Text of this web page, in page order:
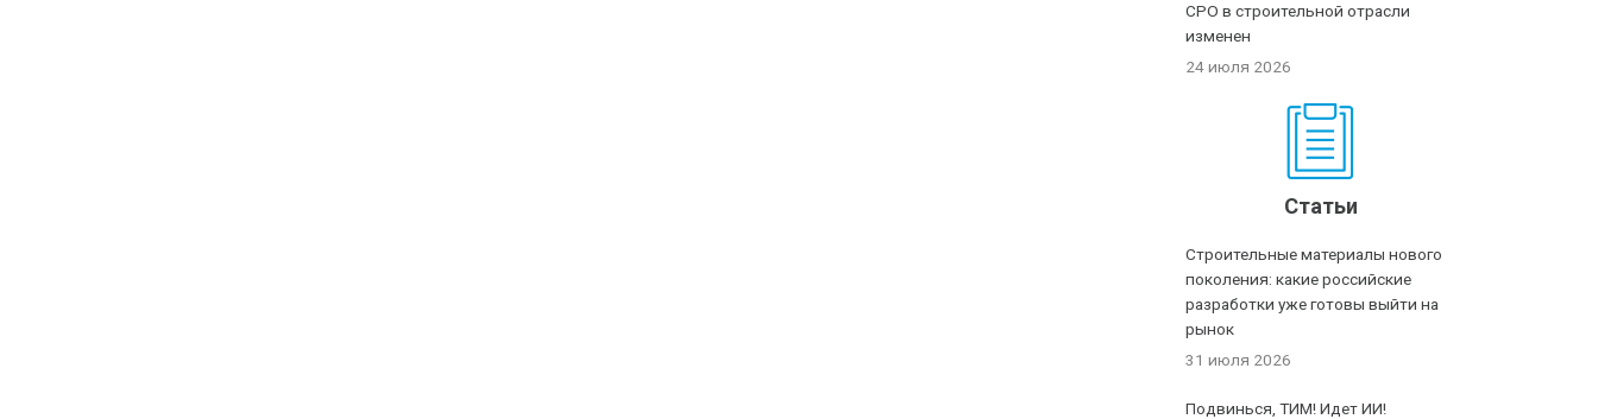
СРО в строительной отрасли
изменен
24 июля 2026
Статьи
Строительные материалы нового
поколения: какие российские
разработки уже готовы выйти на
рынок
31 июля 2026
Подвинься, ТИМ! Идет ИИ!